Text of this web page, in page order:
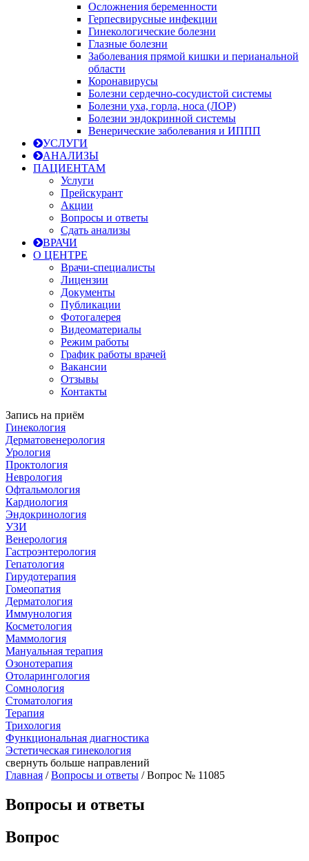
Осложнения беременности
Герпесвирусные инфекции
Гинекологические болезни
Глазные болезни
Заболевания прямой кишки и перианальной
области
Коронавирусы
Болезни сердечно-сосудистой системы
Болезни уха, горла, носа (ЛОР)
Болезни эндокринной системы
Венерические заболевания и ИППП
УСЛУГИ
АНАЛИЗЫ
ПАЦИЕНТАМ
Услуги
Прейскурант
Акции
Вопросы и ответы
Сдать анализы
ВРАЧИ
О ЦЕНТРЕ
Врачи-специалисты
Лицензии
Документы
Публикации
Фотогалерея
Видеоматериалы
Режим работы
График работы врачей
Вакансии
Отзывы
Контакты
Запись на приём
Гинекология
Дерматовенерология
Урология
Проктология
Неврология
Офтальмология
Кардиология
Эндокринология
УЗИ
Венерология
Гастроэнтерология
Гепатология
Гирудотерапия
Гомеопатия
Дерматология
Иммунология
Косметология
Маммология
Мануальная терапия
Озонотерапия
Отоларингология
Сомнология
Стоматология
Терапия
Трихология
Функциональная диагностика
Эстетическая гинекология
свернуть больше направлений
Главная /Вопросы и ответы / Вопрос № 11085
Вопросы и ответы
Вопрос